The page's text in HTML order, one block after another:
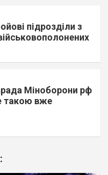
підрозділи з
Міноборони рф
такою вже